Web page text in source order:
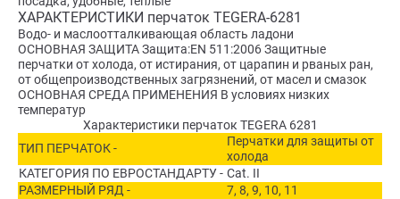
ХАРАКТЕРИСТИКИ перчаток TEGERA-6281
Водо- и маслоотталкивающая область ладони
ОСНОВНАЯ ЗАЩИТА Защита:EN 511:2006 Защитные
перчатки от холода, от истирания, от царапин и рваных ран,
от общепроизводственных загрязнений, от масел и смазок
ОСНОВНАЯ СРЕДА ПРИМЕНЕНИЯ В условиях низких
температур
Характеристики перчаток TEGERA 6281
ТИП ПЕРЧАТОК -
Перчатки для защиты от
холода
КАТЕГОРИЯ ПО ЕВРОСТАНДАРТУ - Cat. II
РАЗМЕРНЫЙ РЯД -
7, 8, 9, 10, 11